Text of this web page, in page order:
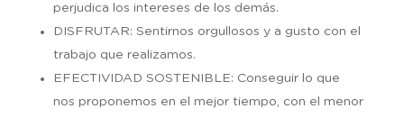
perjudica los intereses de los demás.
DISFRUTAR: Sentirnos orgullosos y a gusto con el
trabajo que realizamos.
EFECTIVIDAD SOSTENIBLE: Conseguir lo que
nos proponemos en el mejor tiempo, con el menor